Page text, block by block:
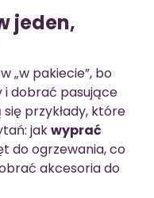
jeden,
„w pakiecie”, bo
i dobrać pasujące
przykłady, które
jakwyprać
do ogrzewania, co
akcesoria do